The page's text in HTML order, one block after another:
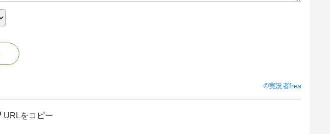
実況者frea
URLをコピー